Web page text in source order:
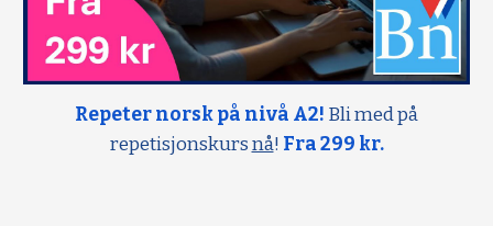
Repeter norsk på nivå A2! Bli med på
repetisjonskursnå! Fra 299 kr.